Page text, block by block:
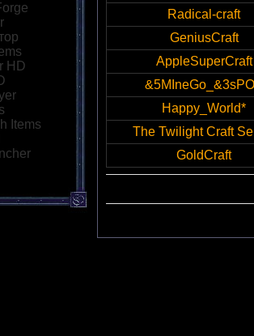
HD
Items
Radical-craft
GeniusCraft
AppleSuperCraft
Happy_World*
The Twilight Craft
GoldCraft